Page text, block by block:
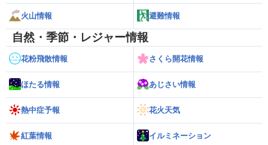
火山情報 避難情報
自然・季節・レジャー情報
花粉飛散情報 さくら開花情報
ほたる情報 あじさい情報
熱中症予報 花火天気
紅葉情報 イルミネーション